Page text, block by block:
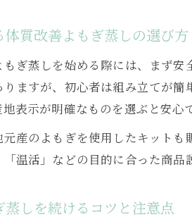
体質改善よもぎ蒸しの選び方
もぎ蒸しを始める際には、まず
ますが、初心者は組み立てが
表示が明確なものを選ぶと安心で
産のよもぎを使用したキット
温活」などの目的に合った商
しを続けるコツと注意点